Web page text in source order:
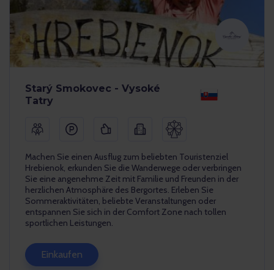
Starý Smokovec - Vysoké
Tatry
Machen Sie einen Ausflug zum beliebten Touristenziel
Hrebienok, erkunden Sie die Wanderwege oder verbringen
Sie eine angenehme Zeit mit Familie und Freunden in der
herzlichen Atmosphäre des Bergortes. Erleben Sie
Sommeraktivitäten, beliebte Veranstaltungen oder
entspannen Sie sich in der Comfort Zone nach tollen
sportlichen Leistungen.
Einkaufen